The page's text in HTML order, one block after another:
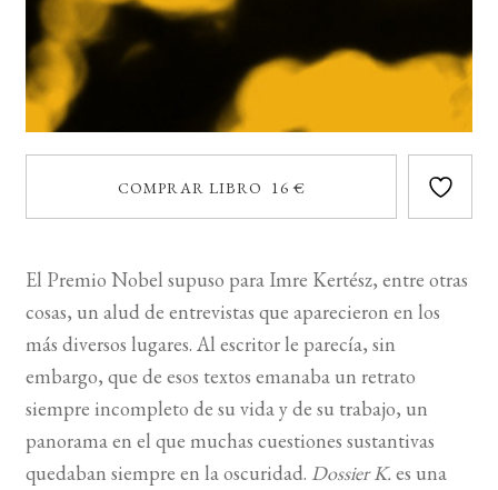
COMPRAR LIBRO 16 €
El Premio Nobel supuso para Imre Kertész, entre otras
cosas, un alud de entrevistas que aparecieron en los
más diversos lugares. Al escritor le parecía, sin
embargo, que de esos textos emanaba un retrato
siempre incompleto de su vida y de su trabajo, un
panorama en el que muchas cuestiones sustantivas
quedaban siempre en la oscuridad. Dossier K. es una